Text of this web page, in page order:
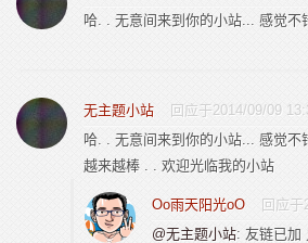
哈. . 无意间来到你的小站... 感觉
无主题小站 回应于2014/09/09
哈. . 无意间来到你的小站... 感觉
越来越棒 . . 欢迎光临我的小站
Oo雨天阳光oO 回应于
@无主题小站: 友链已加